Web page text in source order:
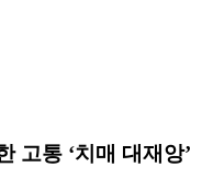
고통 ‘치매 대재앙’